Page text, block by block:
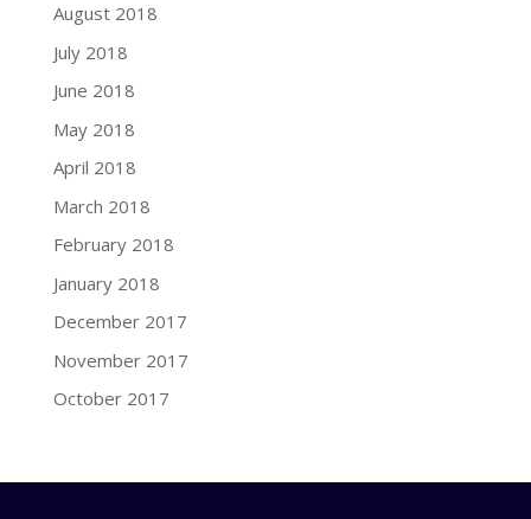
August 2018
July 2018
June 2018
May 2018
April 2018
March 2018
February 2018
January 2018
December 2017
November 2017
October 2017